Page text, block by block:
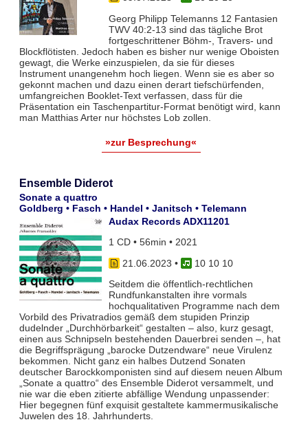
Georg Philipp Telemanns 12 Fantasien
TWV 40:2-13 sind das tägliche Brot
fortgeschrittener Böhm-, Travers- und
Blockflötisten. Jedoch haben es bisher nur wenige Oboisten
gewagt, die Werke einzuspielen, da sie für dieses
Instrument unangenehm hoch liegen. Wenn sie es aber so
gekonnt machen und dazu einen derart tiefschürfenden,
umfangreichen Booklet-Text verfassen, dass für die
Präsentation ein Taschenpartitur-Format benötigt wird, kann
man Matthias Arter nur höchstes Lob zollen.
»zur Besprechung«
Ensemble Diderot
Sonate a quattro
Goldberg • Fasch • Handel • Janitsch • Telemann
Audax Records ADX11201
1 CD • 56min • 2021
21.06.2023 •
10 10 10
Seitdem die öffentlich-rechtlichen
Rundfunkanstalten ihre vormals
hochqualitativen Programme nach dem
Vorbild des Privatradios gemäß dem stupiden Prinzip
dudelnder „Durchhörbarkeit“ gestalten – also, kurz gesagt,
einen aus Schnipseln bestehenden Dauerbrei senden –, hat
die Begriffsprägung „barocke Dutzendware“ neue Virulenz
bekommen. Nicht ganz ein halbes Dutzend Sonaten
deutscher Barockkomponisten sind auf diesem neuen Album
„Sonate a quattro“ des Ensemble Diderot versammelt, und
nie war die eben zitierte abfällige Wendung unpassender:
Hier begegnen fünf exquisit gestaltete kammermusikalische
Juwelen des 18. Jahrhunderts.